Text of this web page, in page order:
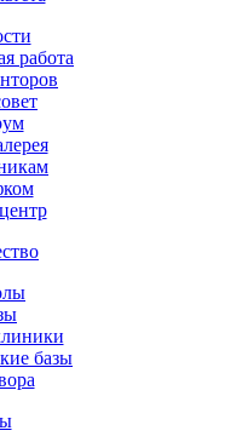
работа
базы